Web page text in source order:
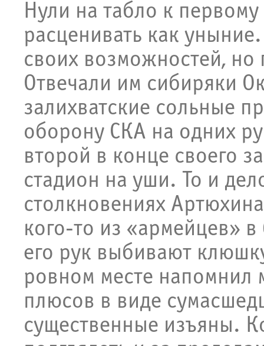
Нули на табло к
расценивать как
своих возможностей, но
Отвечали им сибиряки
залихватские сольные
оборону СКА на одних
второй в конце своего
стадион на уши. То и
столкновениях
кого-то из «армейцев»
его рук выбивают
ровном месте напомнил
плюсов в виде
существенные изъяны.